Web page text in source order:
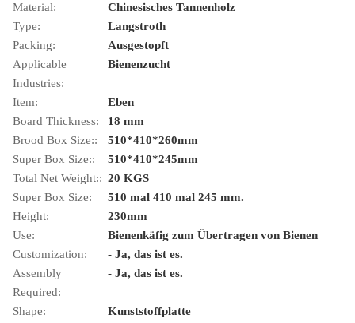
Material:
Chinesisches Tannenholz
Type:
Langstroth
Packing:
Ausgestopft
Applicable
Industries:
Bienenzucht
Item:
Eben
Board Thickness:
18 mm
Brood Box Size::
510*410*260mm
Super Box Size::
510*410*245mm
Total Net Weight:: 20 KGS
Super Box Size:
510 mal 410 mal 245 mm.
Height:
230mm
Use:
Bienenkäfig zum Übertragen von Bienen
Customization:
- Ja, das ist es.
Assembly
Required:
- Ja, das ist es.
Shape:
Kunststoffplatte